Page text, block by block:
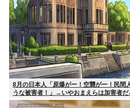
8月の日本人「原爆がー！空襲がー！民間
うな被害者！」→いやおまえらは加害者